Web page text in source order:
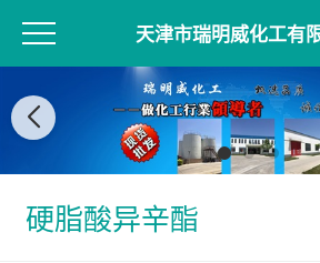
天津市瑞明威化工有
硬脂酸异辛酯